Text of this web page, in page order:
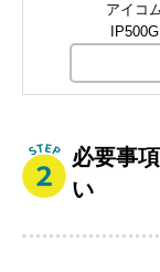
アイコ
IP500G
必要事
い